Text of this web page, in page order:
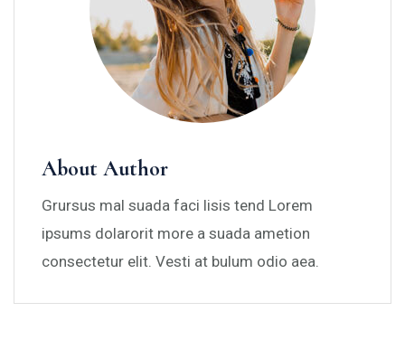
About Author
Grursus mal suada faci lisis tend Lorem
ipsums dolarorit more a suada ametion
consectetur elit. Vesti at bulum odio aea.